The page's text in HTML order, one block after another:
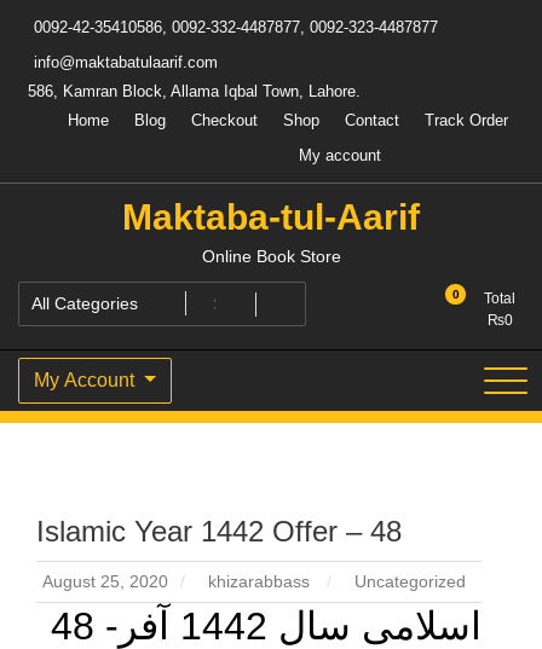
content
0092-42-35410586, 0092-332-4487877, 0092-323-4487877
info@maktabatulaarif.com
586, Kamran Block, Allama Iqbal Town, Lahore.
Home
Blog Checkout Shop Contact
Track Order
My account
Maktaba-tul-Aarif
Online Book Store
0
Total
₨0
My Account
Islamic Year 1442 Offer – 48
August 25, 2020 khizarabbass Uncategorized
اسلامی سال 1442 آفر- 48